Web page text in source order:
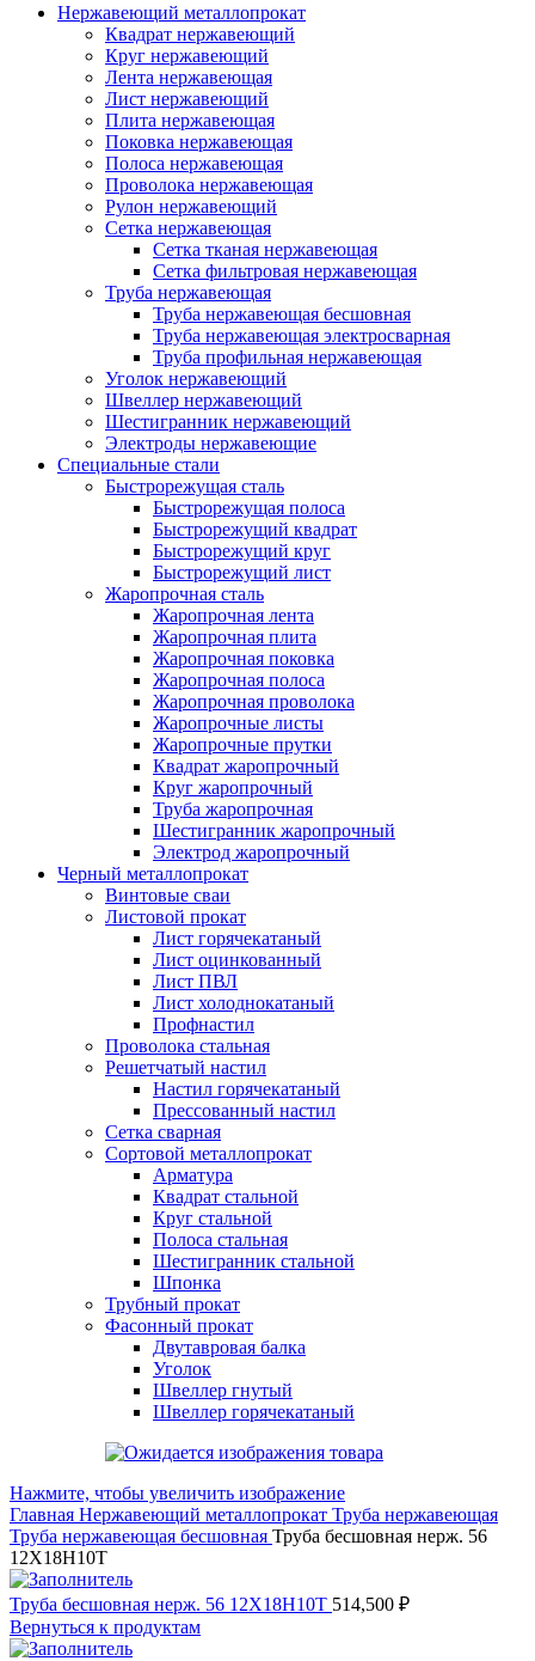
Нержавеющий металлопрокат
Квадрат нержавеющий
Круг нержавеющий
Лента нержавеющая
Лист нержавеющий
Плита нержавеющая
Поковка нержавеющая
Полоса нержавеющая
Проволока нержавеющая
Рулон нержавеющий
Сетка нержавеющая
Сетка тканая нержавеющая
Сетка фильтровая нержавеющая
Труба нержавеющая
Труба нержавеющая бесшовная
Труба нержавеющая электросварная
Труба профильная нержавеющая
Уголок нержавеющий
Швеллер нержавеющий
Шестигранник нержавеющий
Электроды нержавеющие
Специальные стали
Быстрорежущая сталь
Быстрорежущая полоса
Быстрорежущий квадрат
Быстрорежущий круг
Быстрорежущий лист
Жаропрочная сталь
Жаропрочная лента
Жаропрочная плита
Жаропрочная поковка
Жаропрочная полоса
Жаропрочная проволока
Жаропрочные листы
Жаропрочные прутки
Квадрат жаропрочный
Круг жаропрочный
Труба жаропрочная
Шестигранник жаропрочный
Электрод жаропрочный
Черный металлопрокат
Винтовые сваи
Листовой прокат
Лист горячекатаный
Лист оцинкованный
Лист ПВЛ
Лист холоднокатаный
Профнастил
Проволока стальная
Решетчатый настил
Настил горячекатаный
Прессованный настил
Сетка сварная
Сортовой металлопрокат
Арматура
Квадрат стальной
Круг стальной
Полоса стальная
Шестигранник стальной
Шпонка
Трубный прокат
Фасонный прокат
Двутавровая балка
Уголок
Швеллер гнутый
Швеллер горячекатаный
Нажмите, чтобы увеличить изображение
Главная Нержавеющий металлопрокат Труба нержавеющая
Труба нержавеющая бесшовная Труба бесшовная нерж. 56
12Х18Н10Т
Труба бесшовная нерж. 56 12Х18Н10Т 514,500 ₽
Вернуться к продуктам